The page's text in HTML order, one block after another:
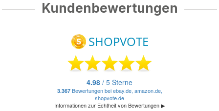
Kundenbewertungen